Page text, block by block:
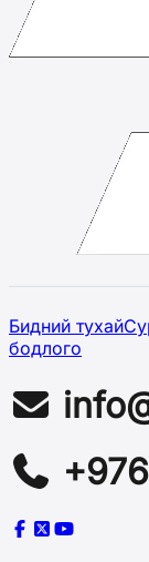
Бидний тухай
бодлого